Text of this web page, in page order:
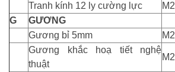
Tranh kính 12 ly cường lực
M2
G
GƯƠNG
Gương bỉ 5mm
M2
Gương khắc hoạ tiết nghệ
thuật
M2